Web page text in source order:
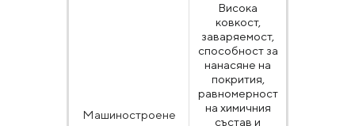
Машиностроене
Висока
ковкост,
заваряемост,
способност за
нанасяне на
покрития,
равномерност
на химичния
състав и